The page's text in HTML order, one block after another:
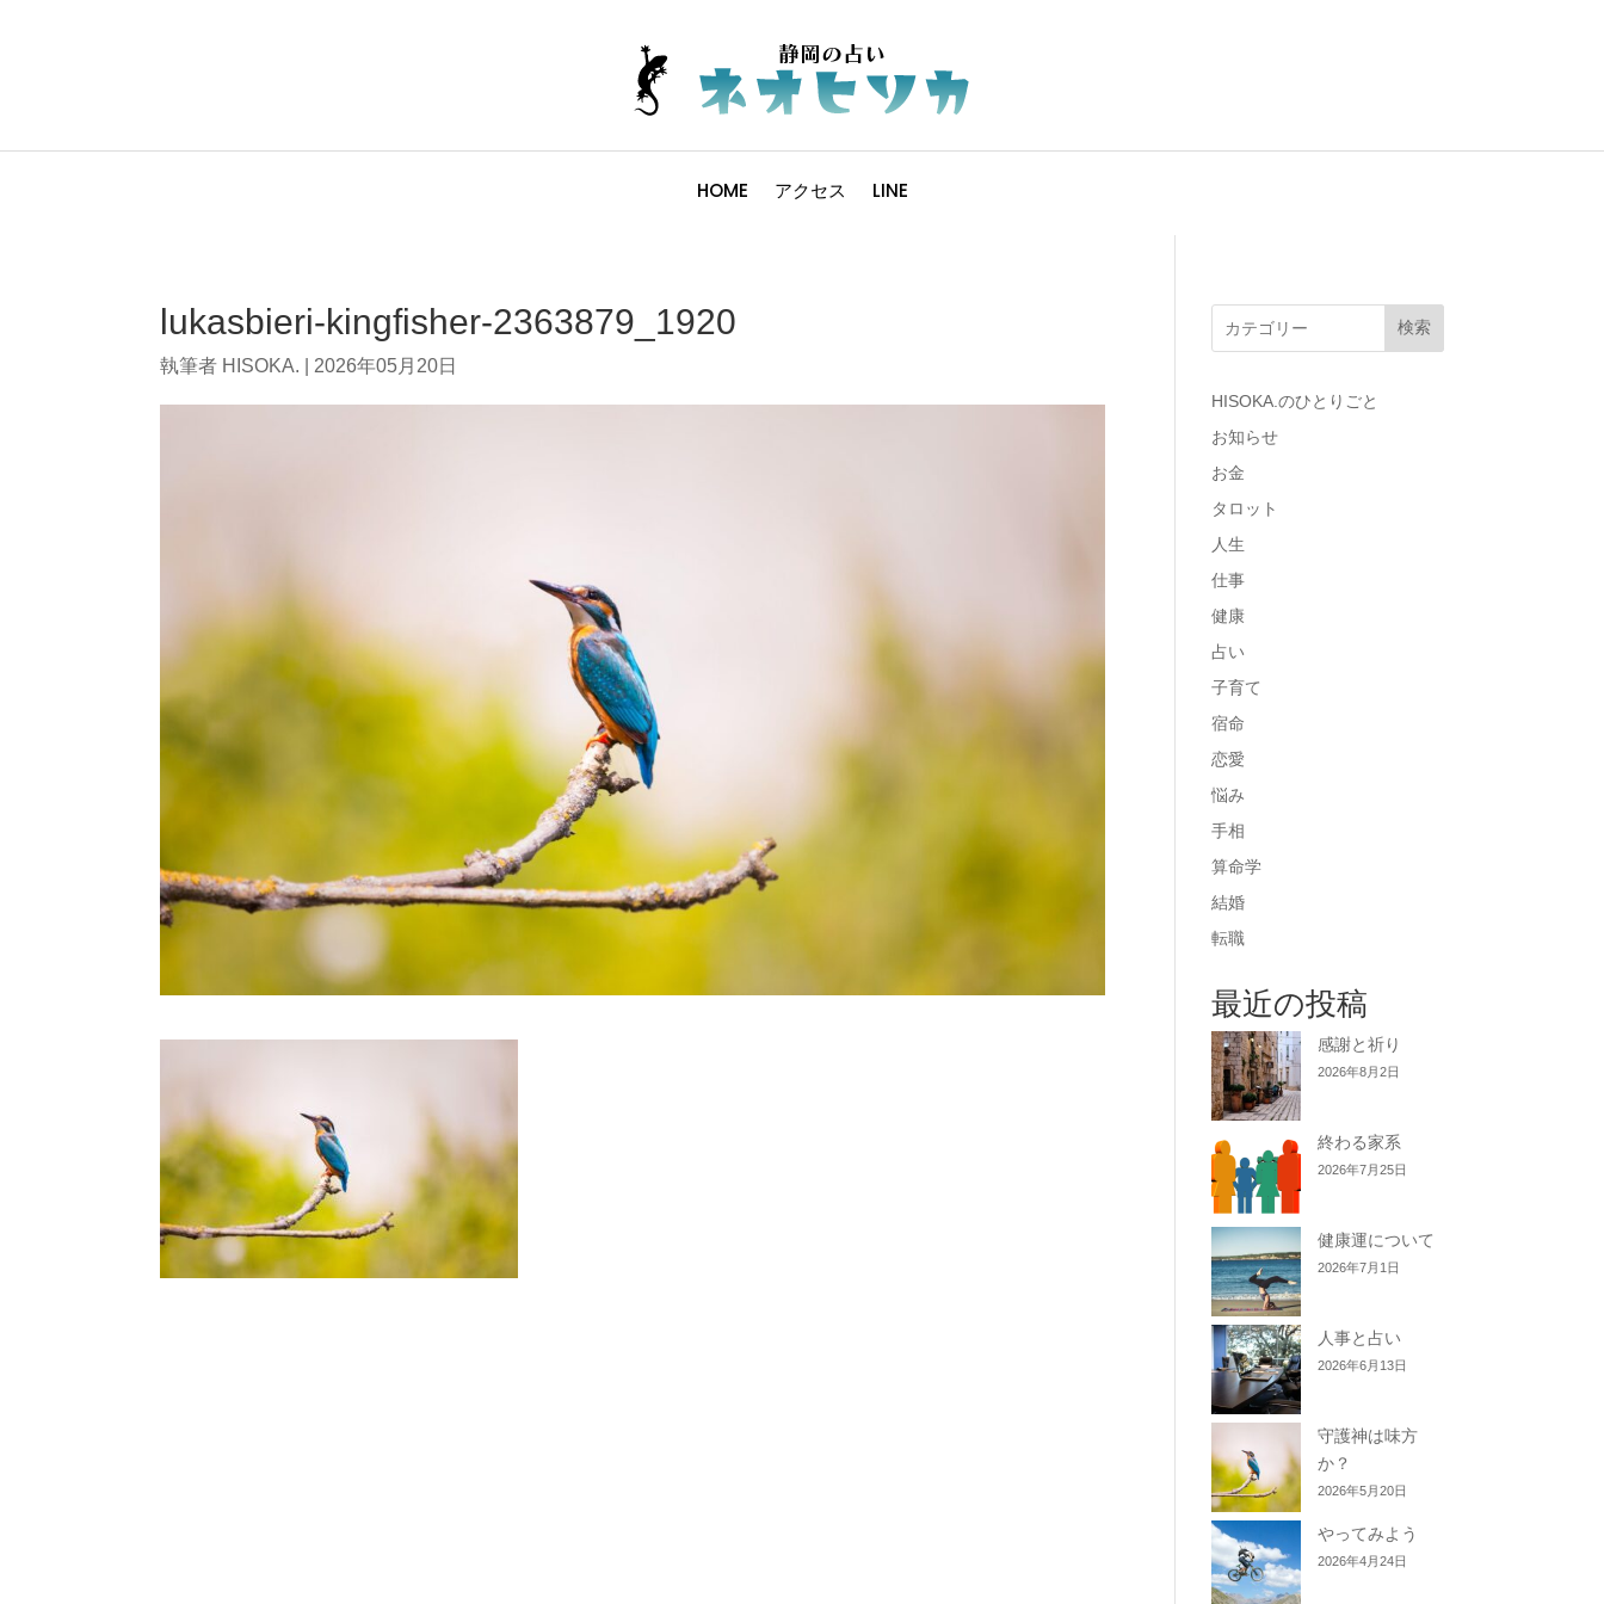
HOME アクセス LINE
lukasbieri-kingfisher-2363879_1920
執筆者 HISOKA. 2026年05月20日
検索
HISOKA.のひとりごと
お知らせ
お金
タロット
人生
仕事
健康
占い
子育て
宿命
恋愛
悩み
手相
算命学
結婚
転職
最近の投稿
感謝と祈り
2026年8月2日
終わる家系
2026年7月25日
健康運について
2026年7月1日
人事と占い
2026年6月13日
守護神は味方
か？
2026年5月20日
やってみよう
2026年4月24日